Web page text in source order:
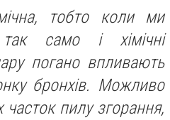
тобто коли ми
само і хімічні
погано впливають
бронхів. Можливо
пилу згорання,